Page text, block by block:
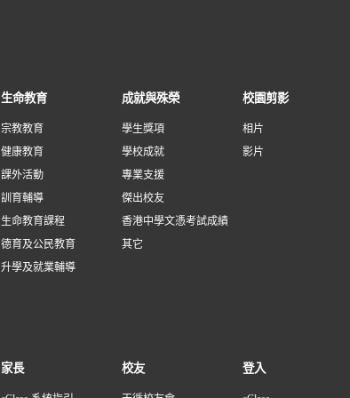
生命教育
宗教教育
健康教育
課外活動
訓育輔導
生命教育課程
德育及公民教育
升學及就業輔導
成就與殊榮
學生獎項
學校成就
專業支援
傑出校友
香港中學文憑考試成績
其它
校園剪影
相片
影片
家長 校友 登入